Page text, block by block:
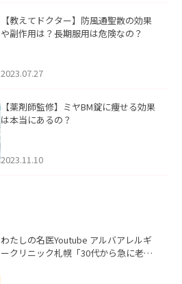
【教えてドクター】防風通聖散の効果
や副作用は？長期服用は危険なの？
2023.07.27
【薬剤師監修】ミヤBM錠に痩せる効果
は本当にあるの？
2023.11.10
わたしの名医Youtube アルバアレルギ
ークリニック札幌「30代から急に老け